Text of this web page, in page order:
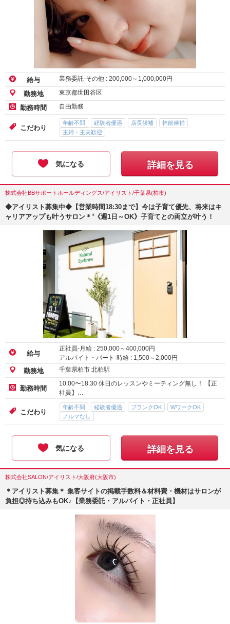
給与 業務委託-その他 : 200,000～ 1,000,000円
勤務地 東京都世田谷区
勤務時間 自由勤務
こだわり
年齢不問 経験者優遇 店長候補
幹部候補
主婦・主夫歓迎
気になる 詳細を見る
株式会社BBサポートホールディングス/アイリスト/千葉県(柏市)
◆アイリスト募集中◆【営業時間18:30まで】今は子育て優先、将来はキ
ャリアアップも叶うサロン＊⁺《週1日～OK》子育てとの両立が叶う！
給与
正社員-月給 : 250,000～400,000円
アルバイト・パート-時給 : 1,500～2,000円
勤務地 千葉県柏市 北柏駅
勤務時間
10:00〜18:30 休日のレッスンやミーティング無し！ 【正
社員】…
こだわり
年齢不問 経験者優遇 ブランクOK
WワークOK
ノルマなし
気になる 詳細を見る
株式会社SALON/アイリスト/大阪府(大阪市)
＊アイリスト募集＊ 集客サイトの掲載手数料＆材料費・機材はサロンが
負担◎持ち込みもOK♪【業務委託・アルバイト・正社員】